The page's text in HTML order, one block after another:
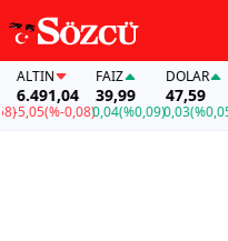
ALTIN
6.491,04
(%-0,08)
FAİZ
39,99
0,04(%0,09)
DOLAR
47,59
0,03(%0,05)-